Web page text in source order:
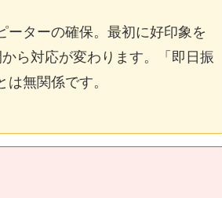
ーターの確保。最初に好印象を
ら対応が変わります。「即日振
無関係です。